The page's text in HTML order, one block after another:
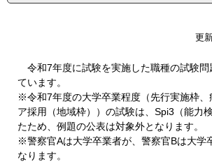
更
令和7年度に試験を実施した職種の試験問
ています。
※令和7年度の大学卒業程度（先行実施枠、
ア採用（地域枠））の試験は、Spi3（能力
たため、例題の公表は対象外となります。
※警察官Aは大学卒業者が、警察官Bは大学
なります。